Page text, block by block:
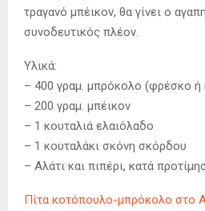
τραγανό μπέικον, θα γίνει ο
συνοδευτικός πλέον.
Υλικά:
– 400 γραμ. μπρόκολο (φρέσκο ή
– 200 γραμ. μπέικον
– 1 κουταλιά ελαιόλαδο
– 1 κουταλάκι σκόνη σκόρδου
– Αλάτι και πιπέρι, κατά
Πίτα κοτόπουλο-μπρόκολο στο